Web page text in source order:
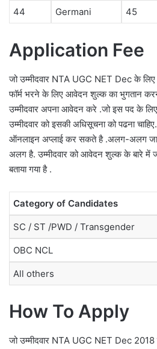
44 Germani 45
Application Fee
जो उम्मीदवार NTA UGC NET Dec के लिए
फॉर्म भरने के लिए आवेदन शुल्क का भुगतान
उम्मीदवार अपना आवेदन करे .जो इस पद के
उम्मीदवार को इसकी अधिसूचना को पढना
ऑनलाइन अप्लाई कर सकते है .अलग-अलग
अलग है. उम्मीदवार को आवेदन शुल्क के बारे में
बताया गया है .
Category of Candidates
SC / ST /PWD / Transgender
OBC NCL
All others
How To Apply
जो उम्मीदवार NTA UGC NET Dec 2018